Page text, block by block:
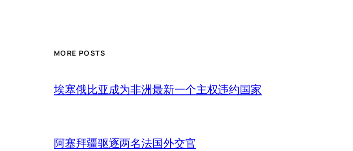
MORE POSTS
埃塞俄比亚成为非洲最新一个主权违约国家
阿塞拜疆驱逐两名法国外交官